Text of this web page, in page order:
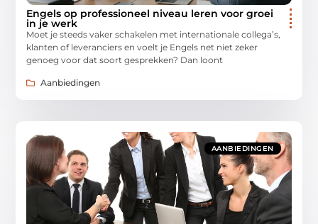
Engels op professioneel niveau leren voor groei
in je werk
Moet je steeds vaker schakelen met internationale collega’s,
klanten of leveranciers en voelt je Engels net niet zeker
genoeg voor dat soort gesprekken? Dan loont
Aanbiedingen
AANBIEDINGEN